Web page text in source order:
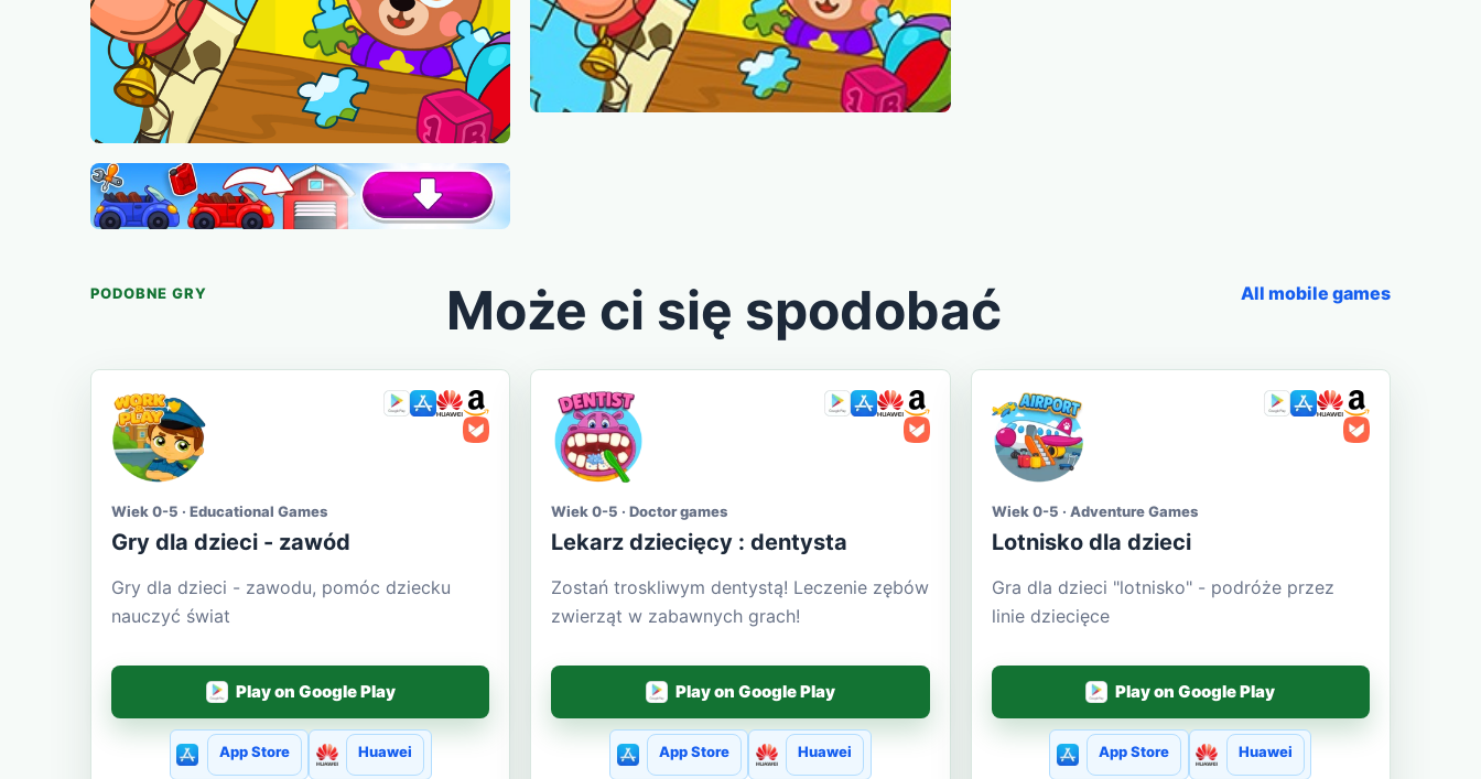
PODOBNE GRY Może ci się spodobać All mobile games
Wiek 0-5 · Educational Games
Gry dla dzieci - zawód
Gry dla dzieci - zawodu, pomóc dziecku
nauczyć świat
Play on Google Play
App Store Huawei
Wiek 0-5 · Doctor games
Lekarz dziecięcy : dentysta
Zostań troskliwym dentystą! Leczenie zębów
zwierząt w zabawnych grach!
Play on Google Play
App Store Huawei
Wiek 0-5 · Adventure Games
Lotnisko dla dzieci
Gra dla dzieci "lotnisko" - podróże przez
linie dziecięce
Play on Google Play
App Store Huawei